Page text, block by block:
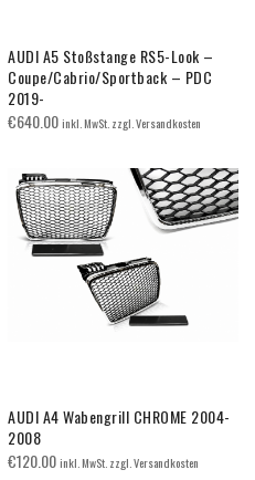
AUDI A5 Stoßstange RS5-Look –
Coupe/Cabrio/Sportback – PDC
2019-
€640.00inkl. MwSt. zzgl. Versandkosten
AUDI A4 Wabengrill CHROME 2004-
2008
€120.00inkl. MwSt. zzgl. Versandkosten